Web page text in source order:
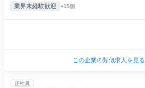
業界未経験歓迎 +15個
この企業の類似求人を見る
正社員